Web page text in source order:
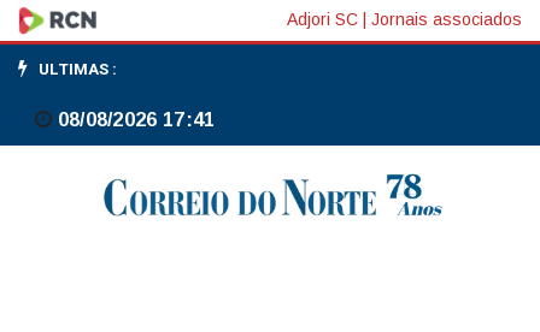
Bahia
supera
Vitória
Adjori SC Jornais associados
ULTIMAS :
08/08/2026 17:41